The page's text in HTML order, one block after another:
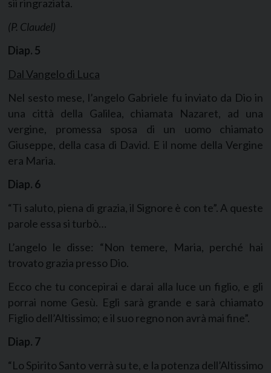
sii ringraziata.
(P. Claudel)
Diap. 5
Dal Vangelo di Luca
Nel sesto mese, l’angelo Gabriele fu inviato da Dio in
una città della Galilea, chiamata Nazaret, ad una
vergine, promessa sposa di un uomo chiamato
Giuseppe, della casa di David. E il nome della Vergine
era Maria.
Diap. 6
“Ti saluto, piena di grazia, il Signore è con te”. A queste
parole essa si turbò…
L’angelo le disse: “Non temere, Maria, perché hai
trovato grazia presso Dio.
Ecco che tu concepirai e darai alla luce un figlio, e gli
porrai nome Gesù. Egli sarà grande e sarà chiamato
Figlio dell’Altissimo; e il suo regno non avrà mai fine”.
Diap. 7
“Lo Spirito Santo verrà su te, e la potenza dell’Altissimo